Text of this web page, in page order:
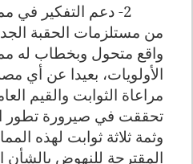
2- دعم التفكير في
من مستلزمات الحقبة
واقع متحول وبخطاب له
الأولويات، بعيدا عن أي
مراعاة الثوابت والقيم
وثمة ثلاثة ثوابت لهذه
المقترحة للنهوض بالشأن